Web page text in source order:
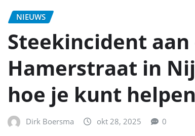
NIEUWS
Steekincident aan
Hamerstraat in
hoe je kunt helpen
Dirk Boersma okt 28, 2025 0